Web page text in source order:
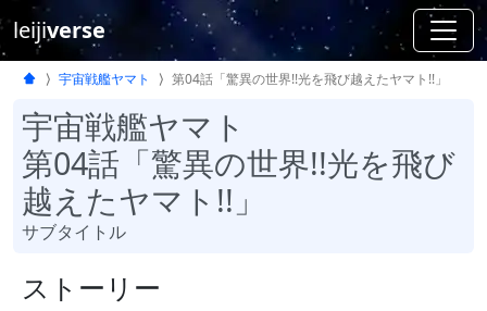
leijiverse
宇宙戦艦ヤマト 第04話「驚異の世界!!光を飛び越えたヤマト!!」
宇宙戦艦ヤマト
第04話「驚異の世界!!光を飛び
越えたヤマト!!」
サブタイトル
ストーリー